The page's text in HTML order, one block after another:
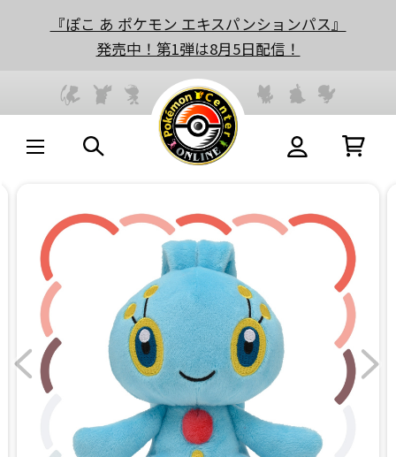
『ぽこ あ ポケモン エキスパンションパス』
発売中！第1弾は8月5日配信！